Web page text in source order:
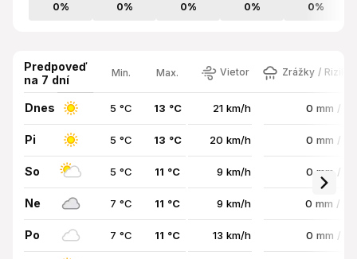
0% 0% 0% 0% 0%
Predpoveď
na 7 dní
Min. Max. Vietor Zrážky / Riziko
Dnes 5 °C 13 °C 21 km/h 0 mm /
Pi 5 °C 13 °C 20 km/h 0 mm /
So 5 °C 11 °C 9 km/h 0 mm /
Ne 7 °C 11 °C 9 km/h 0 mm /
Po 7 °C 11 °C 13 km/h 0 mm /